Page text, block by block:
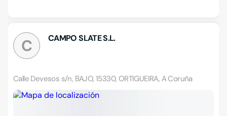
C CAMPO SLATE S.L.
Calle Devesos s/n, BAJO, 15330, ORTIGUEIRA, A Coruña